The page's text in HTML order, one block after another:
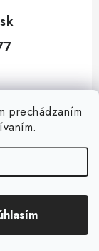
prechádzaním
vyhradené.